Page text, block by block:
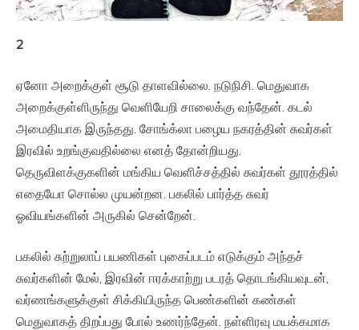
2
ஏனோ அறைக்குள் சூடு தாளவில்லை. நடுநிசி. மெதுவாக
அறைக்குள்ளிருந்து வெளியேறி சாலைக்கு வந்தேன். கடல்
அமைதியாக இருந்தது. சோங்க்லா பழைய நகரத்தின் சுவர்கள்
இரவில் உறங்குவதில்லை எனத் தோன்றியது.
தெருவிளக்குகளின் மங்கிய வெளிச்சத்தில் சுவர்கள் தூரத்தில்
எதையோ சொல்ல முயன்றன. பகலில் பார்த்த சுவர்
ஓவியங்களின் அருகில் சென்றேன்.
பகலில் சுற்றுலாப் பயணிகள் புகைப்படம் எடுக்கும் அந்தச்
சுவர்களின் மேல், இரவின் ஈரக்காற்று படரத் தொடங்கியவுடன்,
வர்ணங்களுக்குள் சிக்கியிருந்த பெண்களின் கண்கள்
மெதுவாகத் திறப்பது போல் உணர்ந்தேன். நள்ளிரவு மயக்கமாக